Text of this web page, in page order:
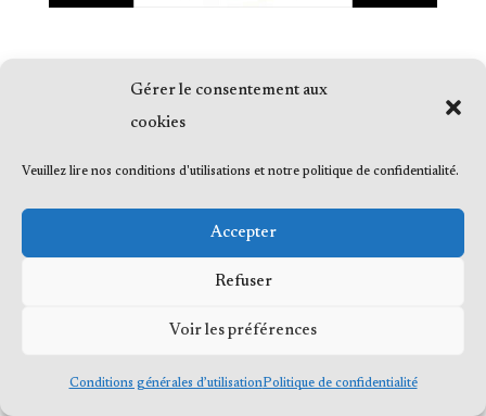
Gérer le consentement aux
cookies
Veuillez lire nos conditions d'utilisations et notre politique de confidentialité.
Accepter
Refuser
Voir les préférences
Conditions générales d’utilisationPolitique de confidentialité
réservés